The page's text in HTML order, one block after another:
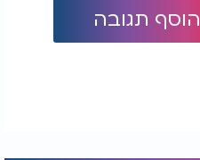
הוסף תגובה